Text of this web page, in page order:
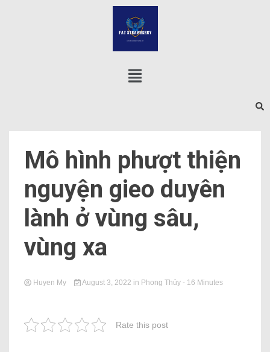
Mô hình phượt thiện
nguyện gieo duyên
lành ở vùng sâu,
vùng xa
Huyen My August 3, 2022 in Phong Thủy - 16 Minutes
Rate this post